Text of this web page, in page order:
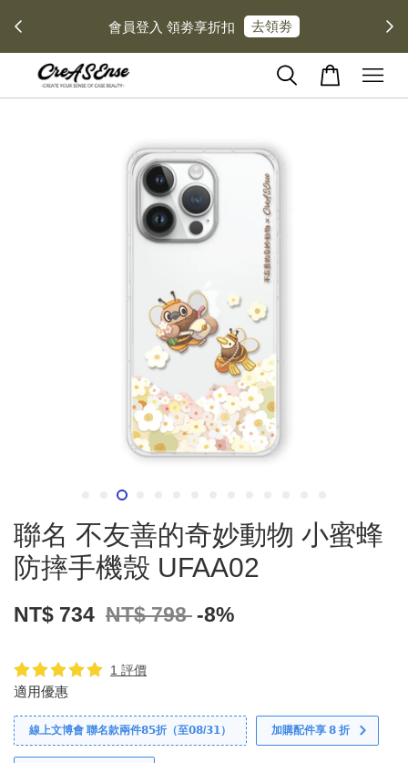
會員登入 領劵享折扣 去領劵
聯名 不友善的奇妙動物 小蜜蜂
防摔手機殼 UFAA02
NT$ 734 NT$ 798 -8%
1 評價
適用優惠
線上文博會 聯名款兩件𝟴𝟱折（至𝟬𝟴/𝟯𝟭） 加購配件享 𝟴 折